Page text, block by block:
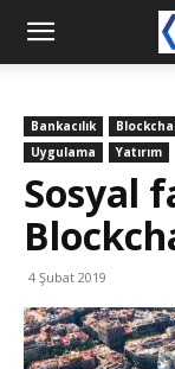
Blockchain
Platformu
Bankacılık
Uygulama
Yatırım
Sosyal
4 Şubat 2019